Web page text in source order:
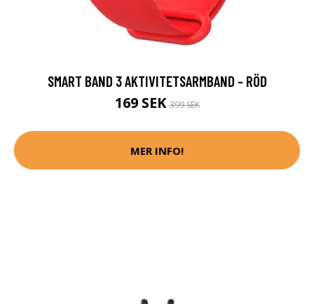
SMART BAND 3 AKTIVITETSARMBAND - RÖD
169 SEK399 SEK
MER INFO!